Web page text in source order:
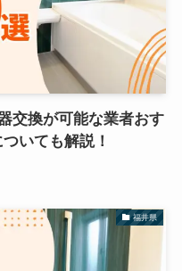
交換が可能な業者おす
いても解説！
福井県